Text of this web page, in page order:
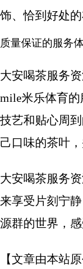
饰、恰到好处
质量保证的服务
大安喝茶服务
mile米乐体育
技艺和贴心周
己口味的茶叶
大安喝茶服务
来享受片刻宁
源群的世界，
【文章由本站原